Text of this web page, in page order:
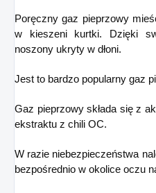
Poręczny gaz pieprzowy
w kieszeni kurtki. Dzięki
noszony ukryty w dłoni.
Jest to bardzo popularny gaz
Gaz pieprzowy składa się z
ekstraktu z chili OC.
W razie niebezpieczeństwa
bezpośrednio w okolice oczu